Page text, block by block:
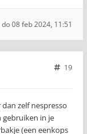
do 08 feb 2024, 11:51
19
zelf nespresso
gebruiken in je
(een eenkops